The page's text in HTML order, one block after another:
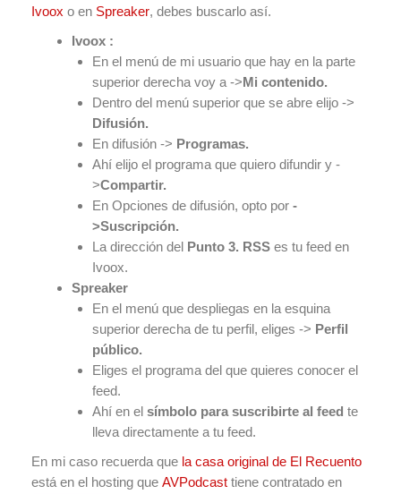
Ivoox o en Spreaker, debes buscarlo así.
Ivoox :
En el menú de mi usuario que hay en la parte
superior derecha voy a ->Mi contenido.
Dentro del menú superior que se abre elijo ->
Difusión.
En difusión -> Programas.
Ahí elijo el programa que quiero difundir y -
>Compartir.
En Opciones de difusión, opto por -
>Suscripción.
La dirección delPunto 3. RSSes tu feed en
Ivoox.
Spreaker
En el menú que despliegas en la esquina
superior derecha de tu perfil, eliges -> Perfil
público.
Eliges el programa del que quieres conocer el
feed.
Ahí en el símbolo para suscribirte al feed te
lleva directamente a tu feed.
En mi caso recuerda que la casa original de El Recuento
está en el hosting que AVPodcast tiene contratado en